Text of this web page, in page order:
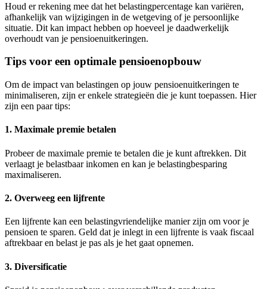
Houd er rekening mee dat het belastingpercentage kan variëren,
afhankelijk van wijzigingen in de wetgeving of je persoonlijke
situatie. Dit kan impact hebben op hoeveel je daadwerkelijk
overhoudt van je pensioenuitkeringen.
Tips voor een optimale pensioenopbouw
Om de impact van belastingen op jouw pensioenuitkeringen te
minimaliseren, zijn er enkele strategieën die je kunt toepassen. Hier
zijn een paar tips:
1. Maximale premie betalen
Probeer de maximale premie te betalen die je kunt aftrekken. Dit
verlaagt je belastbaar inkomen en kan je belastingbesparing
maximaliseren.
2. Overweeg een lijfrente
Een lijfrente kan een belastingvriendelijke manier zijn om voor je
pensioen te sparen. Geld dat je inlegt in een lijfrente is vaak fiscaal
aftrekbaar en belast je pas als je het gaat opnemen.
3. Diversificatie